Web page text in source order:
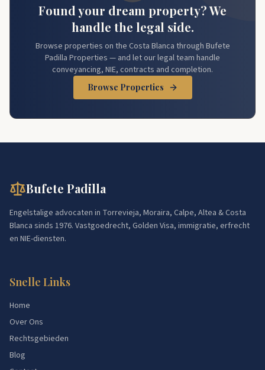
Found your dream property? We
handle the legal side.
Browse properties on the Costa Blanca through Bufete
Padilla Properties — and let our legal team handle
conveyancing, NIE, contracts and completion.
Browse Properties
Bufete Padilla
Engelstalige advocaten in Torrevieja, Moraira, Calpe, Altea & Costa
Blanca sinds 1976. Vastgoedrecht, Golden Visa, immigratie, erfrecht
en NIE-diensten.
Snelle Links
Home
Over Ons
Rechtsgebieden
Blog